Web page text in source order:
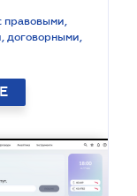
правовыми,
договорными,